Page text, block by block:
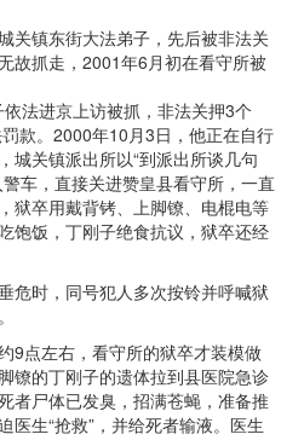
关镇东街大法弟子，先后被非法关
故抓走，2001年6月初在看守所被
法进京上访被抓，非法关押3个
款。2000年10月3日，他正在自行
城关镇派出所以“到派出所谈几句
车，直接关进赞皇县看守所，一直
狱卒用戴背铐、上脚镣、电棍电等
饱饭，丁刚子绝食抗议，狱卒还经
危时，同号犯人多次按铃并呼喊狱
9点左右，看守所的狱卒才装模做
镣的丁刚子的遗体拉到县医院急诊
者尸体已发臭，招满苍蝇，准备推
医生“抢救”，并给死者输液。医生